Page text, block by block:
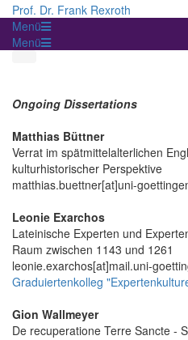
Prof. Dr. Frank Rexroth
Menü
Menü
Ongoing Dissertations
Matthias Büttner
Verrat im spätmittelalterlichen
kulturhistorischer Perspektive
matthias.buettner[at]uni-
Leonie Exarchos
Lateinische Experten und
Raum zwischen 1143 und 1261
leonie.exarchos[at]mail.uni-
Graduiertenkolleg
Gion Wallmeyer
De recuperatione Terre Sancte -